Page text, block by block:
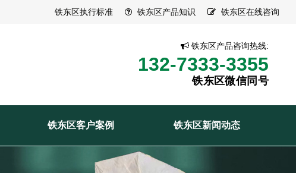
铁东区执行标准 铁东区产品知识 铁东区在线咨询
铁东区产品咨询热线:
132-7333-3355
铁东区微信同号
铁东区客户案例 铁东区新闻动态